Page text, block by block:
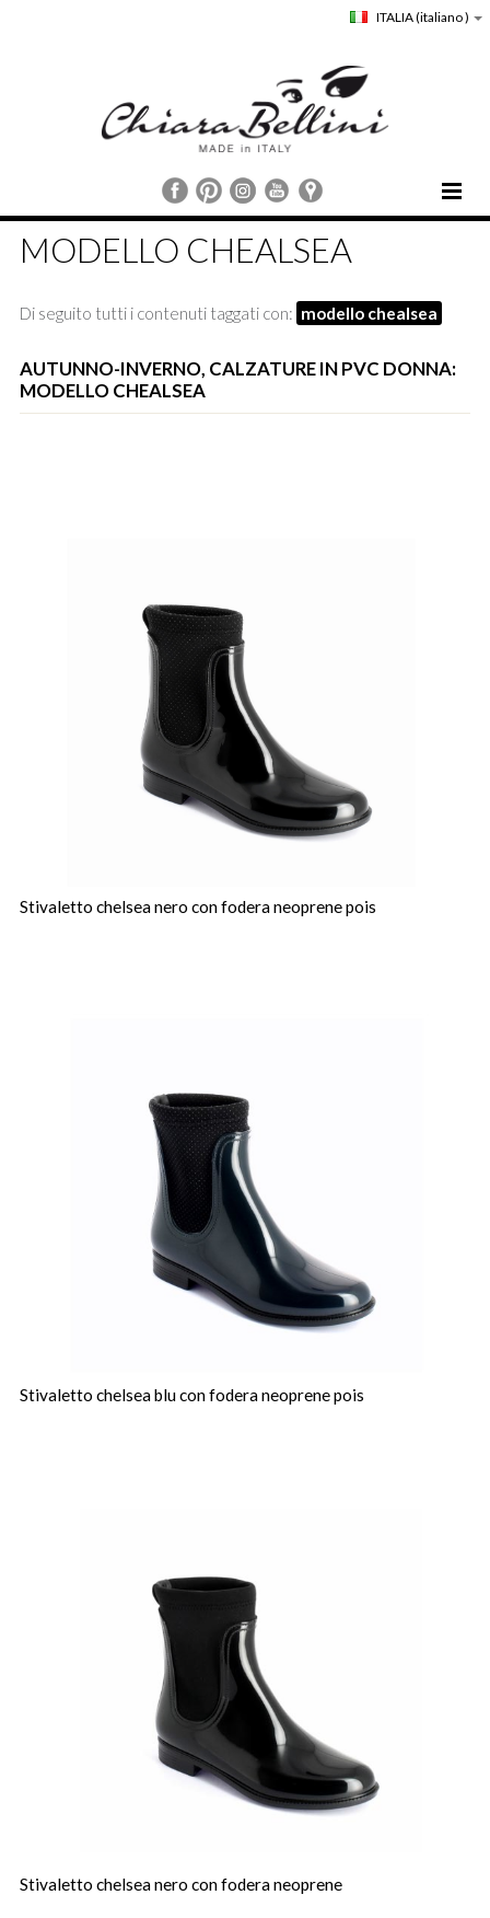
ITALIA(italiano )
HOME
CHIARA BELLINI
COMUNICAZIONE
CUSTOMER SERVICE
MODELLO CHEALSEA
Di seguito tutti i contenuti taggati con: modello chealsea
AUTUNNO-INVERNO, CALZATURE IN PVC DONNA:
MODELLO CHEALSEA
Stivaletto chelsea nero con fodera neoprene pois
Stivaletto chelsea blu con fodera neoprene pois
Stivaletto chelsea nero con fodera neoprene